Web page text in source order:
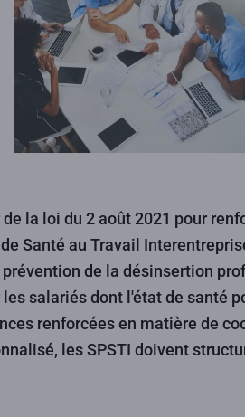
la loi du 2 août 2021 pour
Santé au Travail
de la désinsertion
salariés dont l'état de santé
renforcées en matière de
les SPSTI doivent